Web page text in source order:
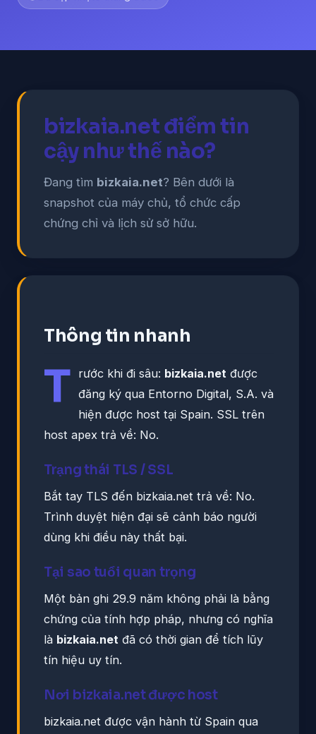
bizkaia.net điểm tin
cậy như thế nào?
Đang tìm bizkaia.net? Bên dưới là
snapshot của máy chủ, tổ chức cấp
chứng chỉ và lịch sử sở hữu.
Thông tin nhanh
T rước khi đi sâu: bizkaia.net được
đăng ký qua Entorno Digital, S.A. và
hiện được host tại Spain. SSL trên
host apex trả về: No.
Trạng thái TLS / SSL
Bắt tay TLS đến bizkaia.net trả về: No.
Trình duyệt hiện đại sẽ cảnh báo người
dùng khi điều này thất bại.
Tại sao tuổi quan trọng
Một bản ghi 29.9 năm không phải là bằng
chứng của tính hợp pháp, nhưng có nghĩa
là bizkaia.net đã có thời gian để tích lũy
tín hiệu uy tín.
Nơi bizkaia.net được host
bizkaia.net được vận hành từ Spain qua